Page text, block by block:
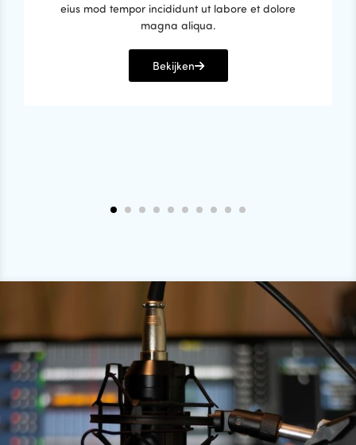
eius mod tempor incididunt ut labore et dolore
magna aliqua.
Bekijken